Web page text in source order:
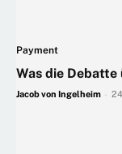
Payment
Was die
Jacob von Ingelheim